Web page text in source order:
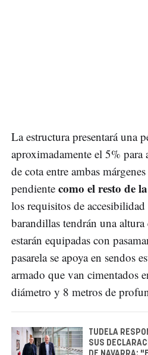
La estructura presentará una
aproximadamente el 5% para
de cota entre ambas
pendiente como el resto de
los requisitos de
barandillas tendrán una
estarán equipadas con
pasarela se apoya en sendos
armado que van cimentados
diámetro y 8 metros de
TUDELA
SUS